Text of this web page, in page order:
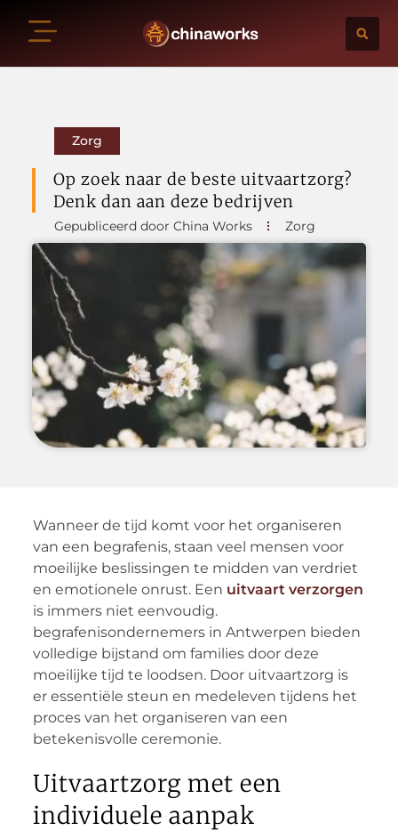
Zorg
Op zoek naar de beste uitvaartzorg?
Denk dan aan deze bedrijven
Gepubliceerd door China Works Zorg
Wanneer de tijd komt voor het organiseren
van een begrafenis, staan veel mensen voor
moeilijke beslissingen te midden van verdriet
en emotionele onrust. Een uitvaart verzorgen
is immers niet eenvoudig.
begrafenisondernemers in Antwerpen bieden
volledige bijstand om families door deze
moeilijke tijd te loodsen. Door uitvaartzorg is
er essentiële steun en medeleven tijdens het
proces van het organiseren van een
betekenisvolle ceremonie.
Uitvaartzorg met een
individuele aanpak